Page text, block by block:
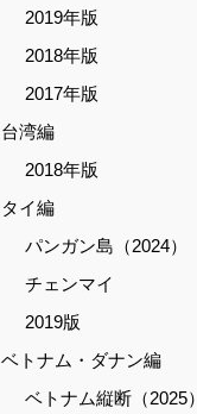
2019年版
2018年版
2017年版
台湾編
2018年版
タイ編
パンガン島（2024）
チェンマイ
2019版
ベトナム・ダナン編
ベトナム縦断（2025）